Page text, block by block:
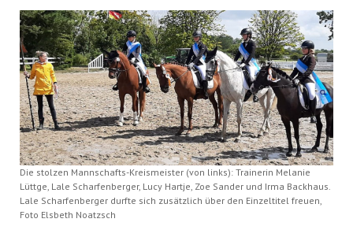
Die stolzen Mannschafts-Kreismeister (von links): Trainerin Melanie
Lüttge, Lale Scharfenberger, Lucy Hartje, Zoe Sander und Irma Backhaus.
Lale Scharfenberger durfte sich zusätzlich über den Einzeltitel freuen,
Foto Elsbeth Noatzsch